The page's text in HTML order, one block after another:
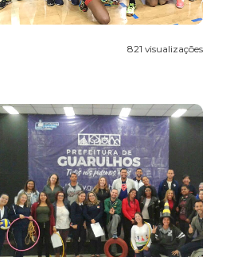
821 visualizações